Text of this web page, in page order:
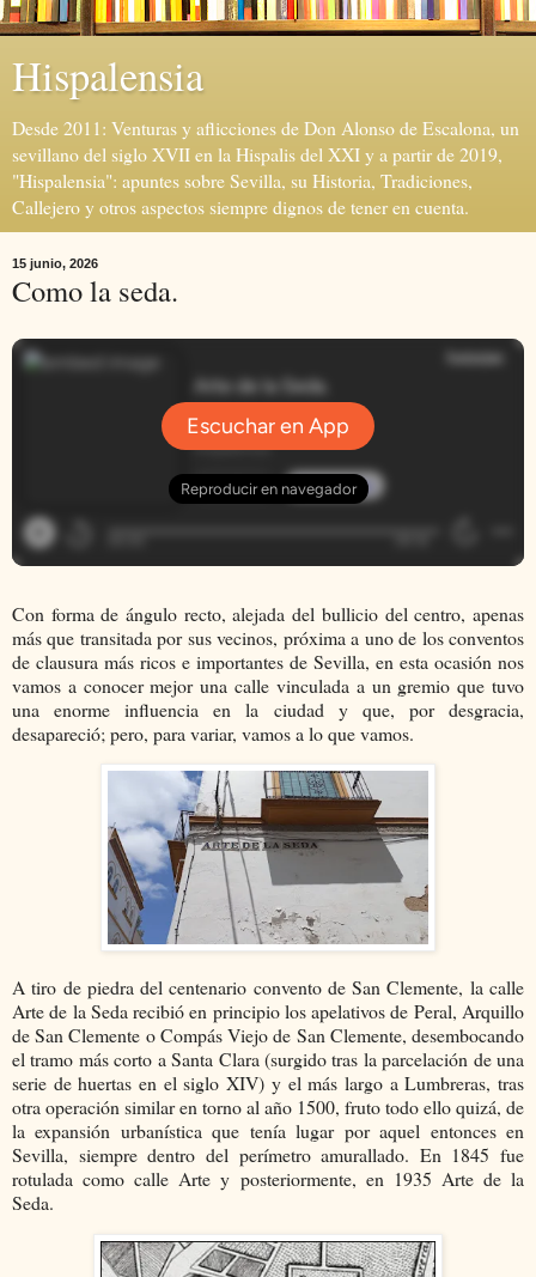
Hispalensia
Desde 2011: Venturas y aflicciones de Don Alonso de Escalona, un
sevillano del siglo XVII en la Hispalis del XXI y a partir de 2019,
"Hispalensia": apuntes sobre Sevilla, su Historia, Tradiciones,
Callejero y otros aspectos siempre dignos de tener en cuenta.
15 junio, 2026
Como la seda.
Con forma de ángulo recto, alejada del bullicio del centro, apenas
más que transitada por sus vecinos, próxima a uno de los conventos
de clausura más ricos e importantes de Sevilla, en esta ocasión nos
vamos a conocer mejor una calle vinculada a un gremio que tuvo
una enorme influencia en la ciudad y que, por desgracia,
desapareció; pero, para variar, vamos a lo que vamos.
A tiro de piedra del centenario convento de San Clemente, la calle
Arte de la Seda recibió en principio los apelativos de Peral, Arquillo
de San Clemente o Compás Viejo de San Clemente, desembocando
el tramo más corto a Santa Clara (surgido tras la parcelación de una
serie de huertas en el siglo XIV) y el más largo a Lumbreras, tras
otra operación similar en torno al año 1500, fruto todo ello quizá, de
la expansión urbanística que tenía lugar por aquel entonces en
Sevilla, siempre dentro del perímetro amurallado. En 1845 fue
rotulada como calle Arte y posteriormente, en 1935 Arte de la
Seda.